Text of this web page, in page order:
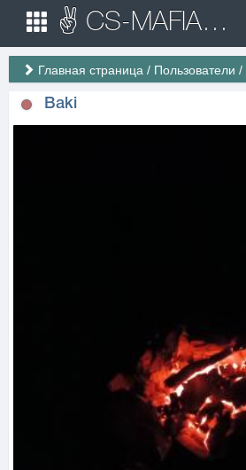
✌ CS-MAFIA.RU ✌ Игровые сервера Counter Strike 1.6
Главная страница / Пользователи /
Baki